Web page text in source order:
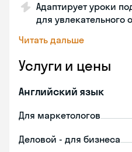
Адаптирует уроки
для увлекательного
Читать дальше
Услуги и цены
Английский язык
Для маркетологов
Деловой - для бизнеса